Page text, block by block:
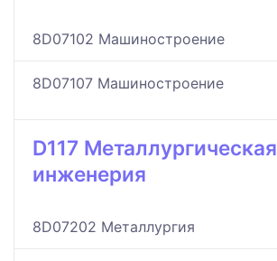
8D07102 Машиностроение
8D07107 Машиностроение
D117 Металлургическая
инженерия
8D07202 Металлургия